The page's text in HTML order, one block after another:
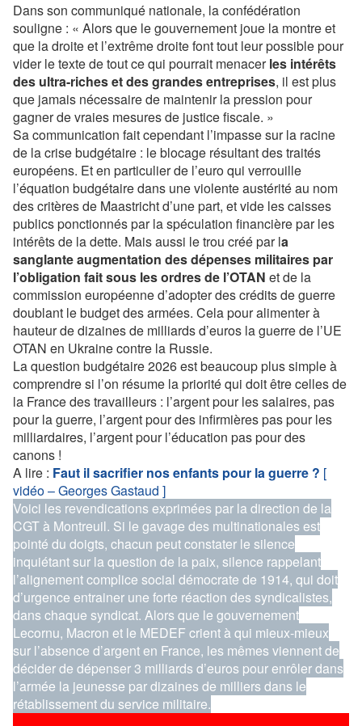
Dans son communiqué nationale, la confédération
souligne : « Alors que le gouvernement joue la montre et
que la droite et l’extrême droite font tout leur possible pour
vider le texte de tout ce qui pourrait menacerles intérêts
des ultra-riches et des grandes entreprises, il est plus
que jamais nécessaire de maintenir la pression pour
gagner de vraies mesures de justice fiscale. »
Sa communication fait cependant l’impasse sur la racine
de la crise budgétaire : le blocage résultant des traités
européens. Et en particulier de l’euro qui verrouille
l’équation budgétaire dans une violente austérité au nom
des critères de Maastricht d’une part, et vide les caisses
publics ponctionnés par la spéculation financière par les
intérêts de la dette. Mais aussi le trou créé par la
sanglante augmentation des dépenses militaires par
l’obligation fait sous les ordres de l’OTAN et de la
commission européenne d’adopter des crédits de guerre
doublant le budget des armées. Cela pour alimenter à
hauteur de dizaines de milliards d’euros la guerre de l’UE
OTAN en Ukraine contre la Russie.
La question budgétaire 2026 est beaucoup plus simple à
comprendre si l’on résume la priorité qui doit être celles de
la France des travailleurs : l’argent pour les salaires, pas
pour la guerre, l’argent pour des infirmières pas pour les
milliardaires, l’argent pour l’éducation pas pour des
canons !
A lire : Faut il sacrifier nos enfants pour la guerre ? [
vidéo – Georges Gastaud ]
Voici les revendications exprimées par la direction de la
CGT à Montreuil. Si le gavage des multinationales est
pointé du doigts, chacun peut constater le silence
inquiétant sur la question de la paix, silence rappelant
l’alignement complice social démocrate de 1914, qui doit
d’urgence entrainer une forte réaction des syndicalistes,
dans chaque syndicat. Alors que le gouvernement
Lecornu, Macron et le MEDEF crient à qui mieux-mieux
sur l’absence d’argent en France, les mêmesviennent de
décider de dépenser 3 milliards d’euros pour enrôler dans
l’armée la jeunesse par dizaines de milliers dans le
rétablissement du service militaire.